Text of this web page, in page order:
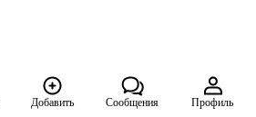
Добавить Сообщения Профиль